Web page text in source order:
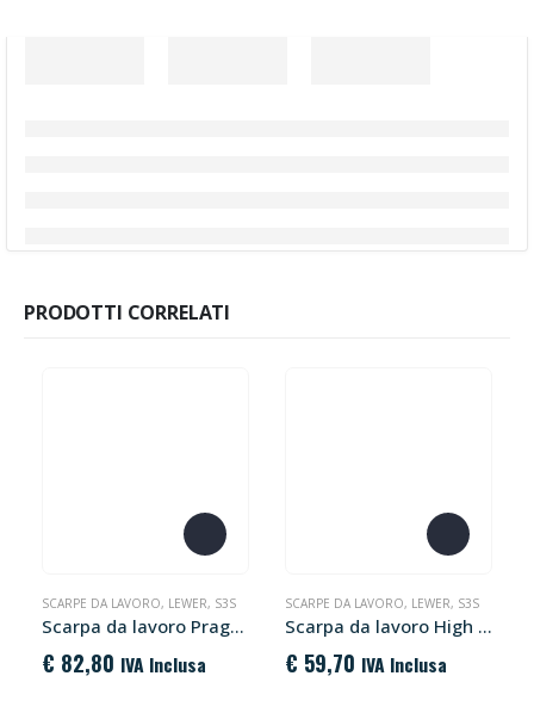
PRODOTTI CORRELATI
Questo prodotto ha più varianti. Le opzioni possono essere scelte nella pagina del prodotto
SCARPE DA LAVORO, LEWER, S3S
Scarpa da lavoro Praga S3 Lewer
€ 82,80 IVA Inclusa
Questo prodotto ha più varianti. Le opzioni possono essere scelte nella pagina del prodotto
SCARPE DA LAVORO, LEWER, S3S
Scarpa da lavoro High Frequency 500 S3 Lewer
€ 59,70 IVA Inclusa